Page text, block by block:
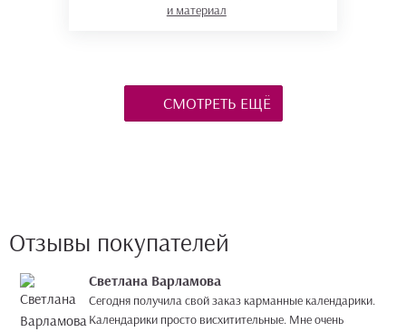
и материал
СМОТРЕТЬ ЕЩЁ
Отзывы покупателей
Светлана Варламова
Сегодня получила свой заказ карманные календарики.
Календарики просто висхитительные. Мне очень